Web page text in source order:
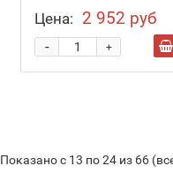
Цена: 2 952 руб
+
-
Показано с 13 по 24 из 66